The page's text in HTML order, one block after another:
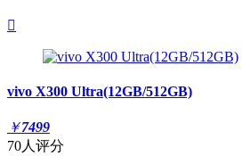

vivo X300 Ultra(12GB/512GB)
￥7499
70人评分